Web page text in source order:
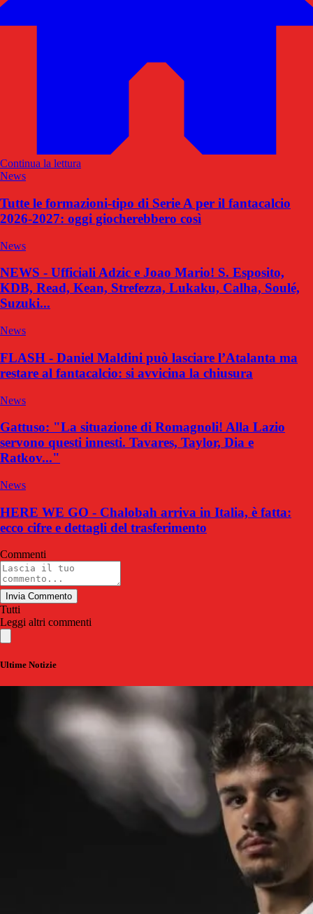
Continua la lettura
News
Tutte le formazioni-tipo di Serie A per il fantacalcio
2026-2027: oggi giocherebbero così
News
NEWS - Ufficiali Adzic e Joao Mario! S. Esposito,
KDB, Read, Kean, Strefezza, Lukaku, Calha, Soulé,
Suzuki...
News
FLASH - Daniel Maldini può lasciare l’Atalanta ma
restare al fantacalcio: si avvicina la chiusura
News
Gattuso: "La situazione di Romagnoli! Alla Lazio
servono questi innesti. Tavares, Taylor, Dia e
Ratkov..."
News
HERE WE GO - Chalobah arriva in Italia, è fatta:
ecco cifre e dettagli del trasferimento
Commenti
Invia Commento
Tutti
Leggi altri commenti
Ultime Notizie